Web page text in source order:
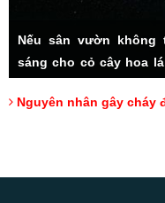
Nếu sân vườn không
sáng cho cỏ cây hoa
thắc mắc được người
Nguyên nhân gây cháy